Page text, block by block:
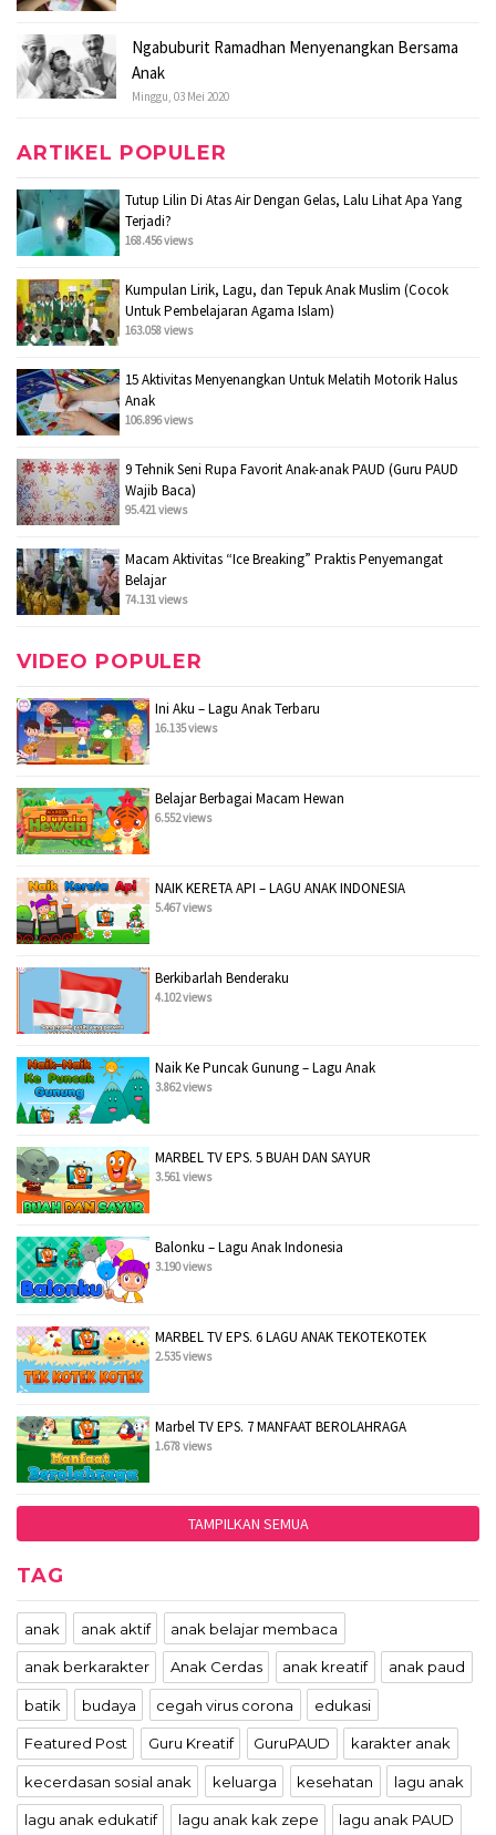
Ngabuburit Ramadhan Menyenangkan Bersama
Anak
Minggu, 03 Mei 2020
ARTIKEL POPULER
Tutup Lilin Di Atas Air Dengan Gelas, Lalu Lihat Apa Yang
Terjadi?
168.456 views
Kumpulan Lirik, Lagu, dan Tepuk Anak Muslim (Cocok
Untuk Pembelajaran Agama Islam)
163.058 views
15 Aktivitas Menyenangkan Untuk Melatih Motorik Halus
Anak
106.896 views
9 Tehnik Seni Rupa Favorit Anak-anak PAUD (Guru PAUD
Wajib Baca)
95.421 views
Macam Aktivitas “Ice Breaking” Praktis Penyemangat
Belajar
74.131 views
VIDEO POPULER
Ini Aku – Lagu Anak Terbaru
16.135 views
Belajar Berbagai Macam Hewan
6.552 views
NAIK KERETA API – LAGU ANAK INDONESIA
5.467 views
Berkibarlah Benderaku
4.102 views
Naik Ke Puncak Gunung – Lagu Anak
3.862 views
MARBEL TV EPS. 5 BUAH DAN SAYUR
3.561 views
Balonku – Lagu Anak Indonesia
3.190 views
MARBEL TV EPS. 6 LAGU ANAK TEKOTEKOTEK
2.535 views
Marbel TV EPS. 7 MANFAAT BEROLAHRAGA
1.678 views
TAMPILKAN SEMUA
TAG
anak anak aktif anak belajar membaca
anak berkarakter Anak Cerdas anak kreatif anak paud
batik budaya cegah virus corona edukasi
Featured Post Guru Kreatif GuruPAUD karakter anak
kecerdasan sosial anak keluarga kesehatan lagu anak
lagu anak edukatif lagu anak kak zepe lagu anak PAUD